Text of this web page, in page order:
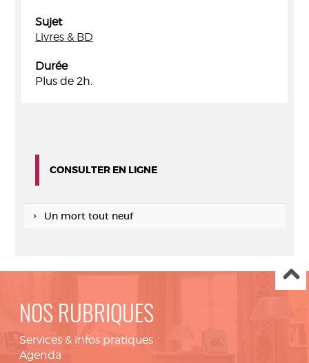
Sujet
Livres & BD
Durée
Plus de 2h.
CONSULTER EN LIGNE
Un mort tout neuf
NOS RUBRIQUES
Services & infos pratiques
Agenda